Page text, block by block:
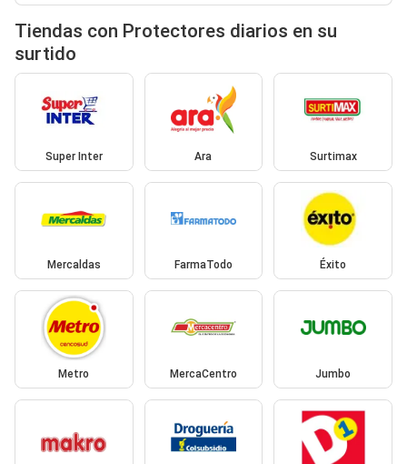
Tiendas con Protectores diarios en su
surtido
Super Inter Ara Surtimax
Mercaldas FarmaTodo Éxito
Metro MercaCentro Jumbo